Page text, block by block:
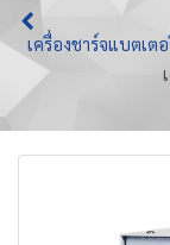
เครื่องชาร์จแบตเต